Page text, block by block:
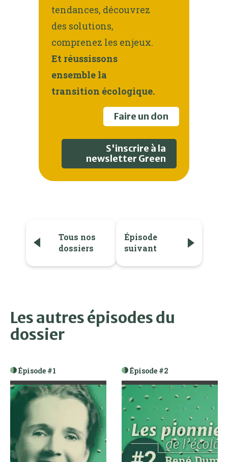
tendances, découvrez
des solutions,
comprenez les enjeux.
Et réussissons
ensemble la
transition écologique.
Faire un don
S'inscrire à la
newsletter Green
Tous nos
dossiers
Épisode
suivant
Les autres épisodes du
dossier
Épisode #1 Épisode #2